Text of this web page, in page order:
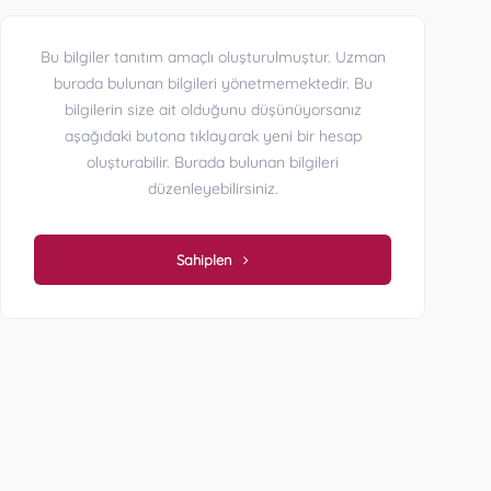
Bu bilgiler tanıtım amaçlı oluşturulmuştur. Uzman
burada bulunan bilgileri yönetmemektedir. Bu
bilgilerin size ait olduğunu düşünüyorsanız
aşağıdaki butona tıklayarak yeni bir hesap
oluşturabilir. Burada bulunan bilgileri
düzenleyebilirsiniz.
Sahiplen